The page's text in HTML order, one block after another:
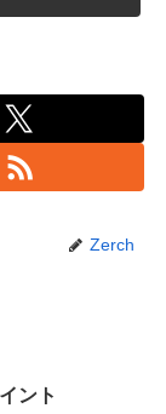
Zerch
ント